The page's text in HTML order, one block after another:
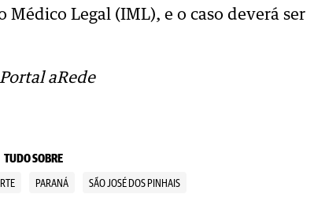
Legal (IML), e o caso deverá ser
aRede
TUDO SOBRE
PARANÁ SÃO JOSÉ DOS PINHAIS